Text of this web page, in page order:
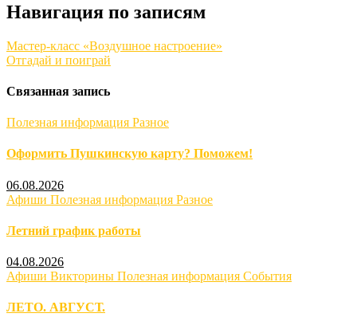
Навигация по записям
Мастер-класс «Воздушное настроение»
Отгадай и поиграй
Связанная запись
Полезная информация Разное
Оформить Пушкинскую карту? Поможем!
06.08.2026
Афиши Полезная информация Разное
Летний график работы
04.08.2026
Афиши Викторины Полезная информация События
ЛЕТО. АВГУСТ.